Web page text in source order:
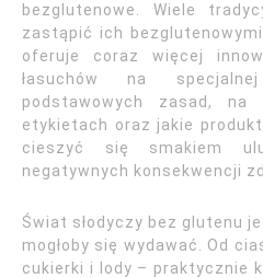
bezglutenowe. Wiele
zastąpić ich
oferuje coraz więcej
łasuchów na
podstawowych zasad,
etykietach oraz jakie
cieszyć się smakiem
negatywnych konsekwencji
Świat słodyczy bez glutenu
mogłoby się wydawać. Od
cukierki i lody – praktycznie